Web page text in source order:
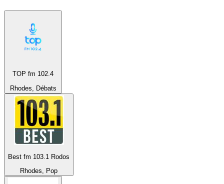
TOP fm 102.4
Rhodes, Débats
Best fm 103.1 Rodos
Rhodes, Pop